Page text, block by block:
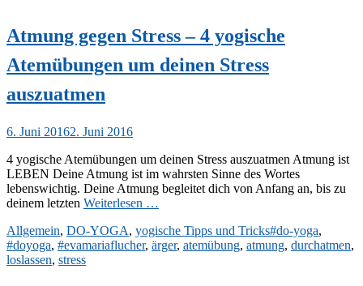
Atmung gegen Stress – 4 yogische
Atemübungen um deinen Stress
auszuatmen
Veröffentlicht
6. Juni 20162. Juni 2016
4 yogische Atemübungen um deinen Stress auszuatmen Atmung ist
LEBEN Deine Atmung ist im wahrsten Sinne des Wortes
lebenswichtig. Deine Atmung begleitet dich von Anfang an, bis zu
deinem letzten Weiterlesen …
Kategorien
Allgemein, DO-YOGA, yogische Tipps und TricksSchlagworte
#do-yoga,
#doyoga, #evamariaflucher, ärger, atemübung, atmung, durchatmen,
loslassen, stress